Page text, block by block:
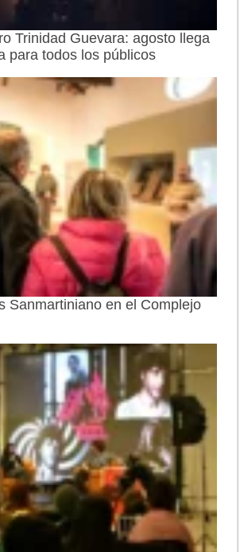
Trinidad Guevara: agosto llega
para todos los públicos
Sanmartiniano en el Complejo